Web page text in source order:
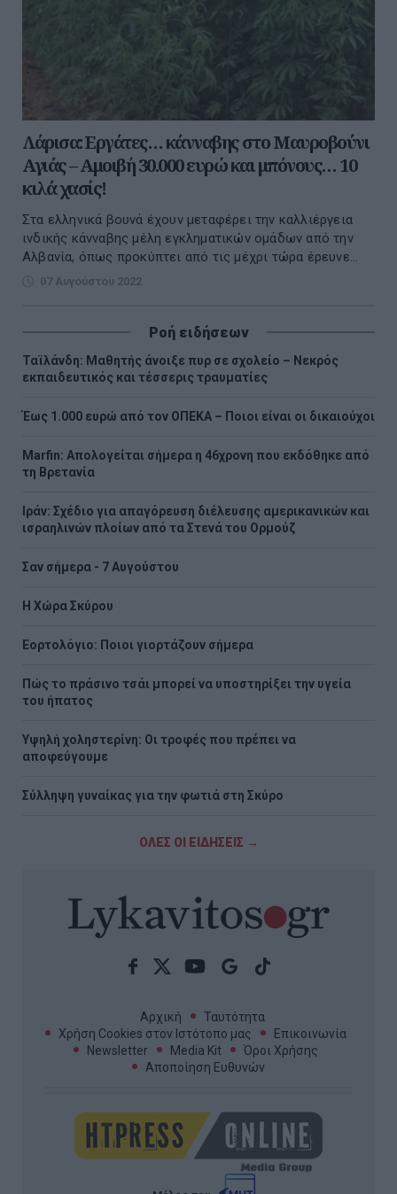
Λάρισα: Εργάτες… κάνναβης στο Μαυροβούνι
Αγιάς – Αμοιβή 30.000 ευρώ και μπόνους… 10
κιλά χασίς!
Στα ελληνικά βουνά έχουν μεταφέρει την καλλιέργεια
ινδικής κάνναβης μέλη εγκληματικών ομάδων από την
Αλβανία, όπως προκύπτει από τις μέχρι τώρα έρευνε...
07 Αυγούστου 2022
Ροή ειδήσεων
Ταϊλάνδη: Μαθητής άνοιξε πυρ σε σχολείο – Νεκρός
εκπαιδευτικός και τέσσερις τραυματίες
Έως 1.000 ευρώ από τον ΟΠΕΚΑ – Ποιοι είναι οι δικαιούχοι
Marfin: Απολογείται σήμερα η 46χρονη που εκδόθηκε από
τη Βρετανία
Ιράν: Σχέδιο για απαγόρευση διέλευσης αμερικανικών και
ισραηλινών πλοίων από τα Στενά του Ορμούζ
Σαν σήμερα - 7 Αυγούστου
Η Χώρα Σκύρου
Εορτολόγιο: Ποιοι γιορτάζουν σήμερα
Πώς το πράσινο τσάι μπορεί να υποστηρίξει την υγεία
του ήπατος
Υψηλή χοληστερίνη: Οι τροφές που πρέπει να
αποφεύγουμε
Σύλληψη γυναίκας για την φωτιά στη Σκύρο
ΟΛΕΣ ΟΙ ΕΙΔΗΣΕΙΣ →
Αρχική
Ταυτότητα
Χρήση Cookies στον Ιστότοπο μας
Επικοινωνία
Newsletter
Media Kit
Όροι Χρήσης
Αποποίηση Ευθυνών